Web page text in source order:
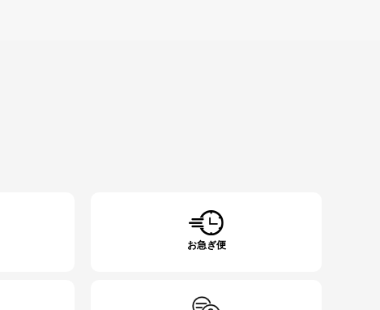
お急ぎ便